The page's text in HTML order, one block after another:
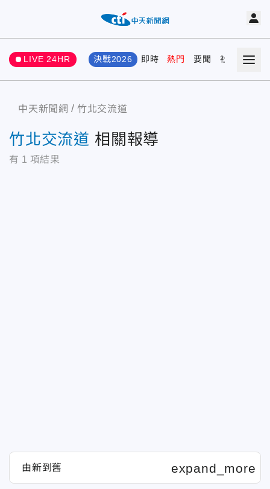
LIVE 24HR 決戰2026 即時 熱門 要聞 社會 娛樂
中天新聞網 竹北交流道
竹北交流道 相關報導
有 1 項結果